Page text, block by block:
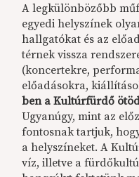
A legkülönbözőbb
egyedi helyszínek
hallgatókat és az
térnek vissza
(koncertekre,
előadásokra,
ben a Kultúrfürdő
Ugyanúgy, mint az
fontosnak tartjuk,
a helyszíneket. A
víz, illetve a